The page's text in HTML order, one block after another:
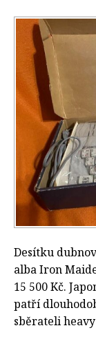
Desítku
alba Iron
15 500 Kč.
patří
sběrateli